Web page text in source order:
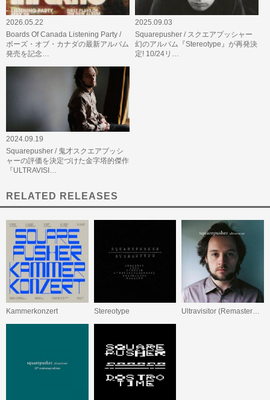
2026.05.22
Boards Of Canada Listening Party /
ボーズ・オブ・カナダの最新アルバム
発売を記念…
2025.09.03
Squarepusher / スクエアプッシャー
幻のアルバム『Stereotype』が再発決
定! 10/24リ…
2024.09.19
Squarepusher / 鬼才スクエアプッシ
ャーの評価を決定づけた金字塔的傑作
『ULTRAVISI…
RELATED RELEASES
Kammerkonzert Stereotype Ultravisitor (Remastered Edition)